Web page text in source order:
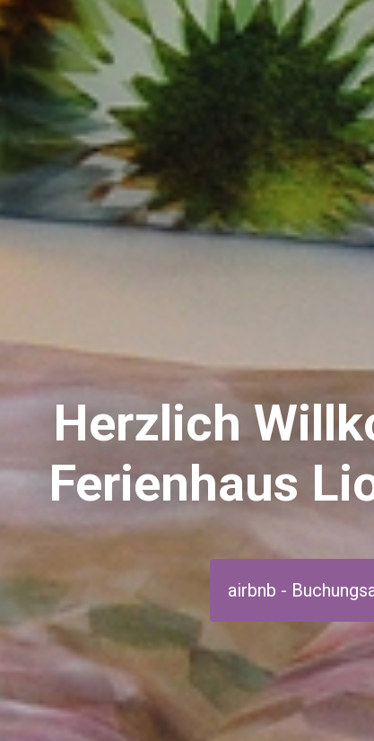
Herzlich
Ferienhaus
airbnb -